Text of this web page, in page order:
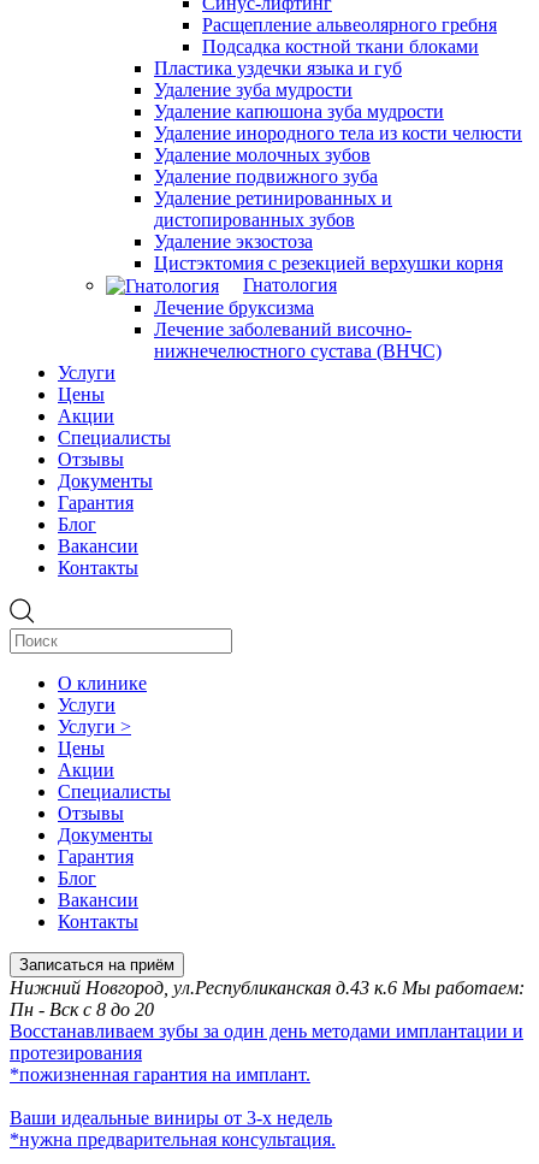
Расщепление альвеолярного гребня
Подсадка костной ткани блоками
Пластика уздечки языка и губ
Удаление зуба мудрости
Удаление капюшона зуба мудрости
Удаление инородного тела из кости челюсти
Удаление молочных зубов
Удаление подвижного зуба
Удаление ретинированных и
дистопированных зубов
Удаление экзостоза
Цистэктомия с резекцией верхушки корня
Гнатология
Лечение бруксизма
Лечение заболеваний височно-
нижнечелюстного сустава (ВНЧС)
Услуги
Цены
Акции
Специалисты
Отзывы
Документы
Гарантия
Блог
Вакансии
Контакты
О клинике
Услуги
Услуги >
Цены
Акции
Специалисты
Отзывы
Документы
Гарантия
Блог
Вакансии
Контакты
Записаться на приём
Нижний Новгород, ул.Республиканская д.43 к.6 Мы работаем:
Пн - Вск с 8 до 20
Восстанавливаем зубы за один день методами имплантации и
протезирования
*пожизненная гарантия на имплант.
Ваши идеальные виниры от 3-х недель
*нужна предварительная консультация.